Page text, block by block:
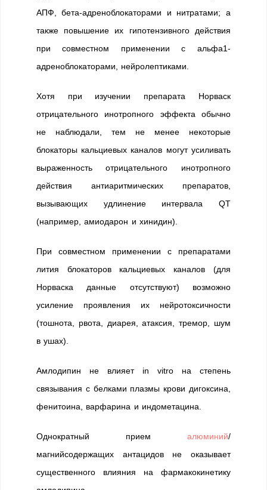
АПФ, бета-адреноблокаторами и нитратами; а
также повышение их гипотензивного действия
при совместном применении с альфа1-
адреноблокаторами, нейролептиками.
Хотя при изучении препарата Норваск
отрицательного инотропного эффекта обычно
не наблюдали, тем не менее некоторые
блокаторы кальциевых каналов могут усиливать
выраженность отрицательного инотропного
действия антиаритмических препаратов,
вызывающих удлинение интервала QT
(например, амиодарон и хинидин).
При совместном применении с препаратами
лития блокаторов кальциевых каналов (для
Норваска данные отсутствуют) возможно
усиление проявления их нейротоксичности
(тошнота, рвота, диарея, атаксия, тремор, шум
в ушах).
Амлодипин не влияет in vitro на степень
связывания с белками плазмы крови дигоксина,
фенитоина, варфарина и индометацина.
Однократный прием алюминий/
магнийсодержащих антацидов не оказывает
существенного влияния на фармакокинетику